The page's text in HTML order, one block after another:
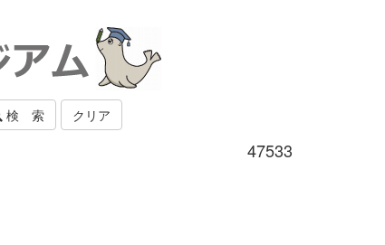
検 索 クリア
47533